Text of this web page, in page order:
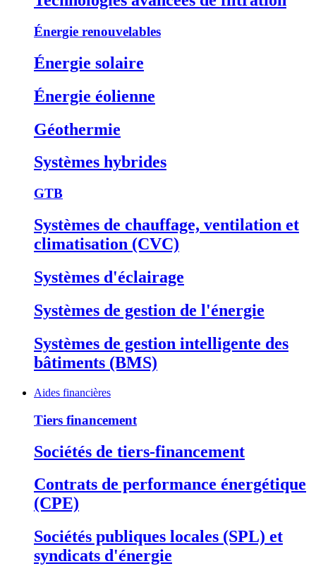
Énergie renouvelables
Énergie solaire
Énergie éolienne
Géothermie
Systèmes hybrides
GTB
Systèmes de chauffage, ventilation et
climatisation (CVC)
Systèmes d'éclairage
Systèmes de gestion de l'énergie
Systèmes de gestion intelligente des
bâtiments (BMS)
Aides financières
Tiers financement
Sociétés de tiers-financement
Contrats de performance énergétique
(CPE)
Sociétés publiques locales (SPL) et
syndicats d'énergie